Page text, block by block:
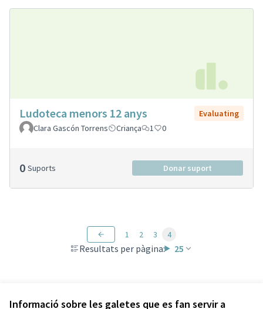
Informació sobre les galetes que es fan servir a
Ludoteca menors 12 anys
Evaluating
Clara Gascón Torrens
Criança 1 0
0 Suports Donar suport
Resultats per pàgina: 25
1 2 3 4
Veure totes les propostes retirades